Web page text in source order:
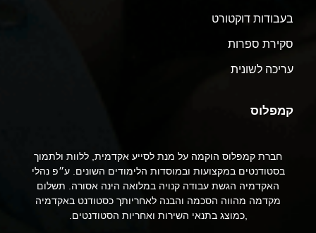
בעבודות דוקטורט
סקירת ספרות
עריכה לשונית
קמפלוס
חברת קמפלוס הוקמה על מנת לסייע אקדמית, ללוות ולתמוך
בסטודנטים במקצועות ובמוסדות הלימודים השונים. ע״פ נהלי
האקדמיה הגשת עבודה קנויה במלואה הינה אסורה. תשלום
מקדמה מהווה הסכמה והבנה לאחריותך כסטודנט באקדמיה
,כמוצג בתנאי השירות ואחריות הסטודנטים.